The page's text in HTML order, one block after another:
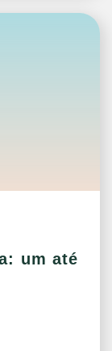
um até